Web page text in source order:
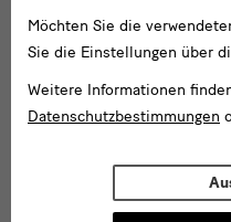
Möchten Sie die
Sie die Einstellungen über
Weitere Informationen
Datenschutzbestimmungen